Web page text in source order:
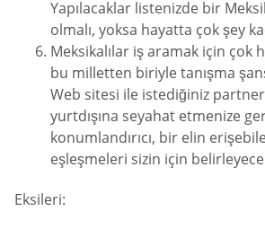
Yapılacaklar listenizde bir
olmalı, yoksa hayatta çok şey
Meksikalılar iş aramak için çok
bu milletten biriyle tanışma
Web sitesi ile istediğiniz
yurtdışına seyahat etmenize
konumlandırıcı, bir elin
eşleşmeleri sizin için
Eksileri: